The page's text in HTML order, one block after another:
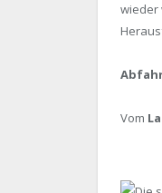
wieder
Vom